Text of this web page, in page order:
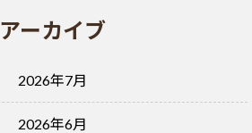
アーカイブ
2026年7月
2026年6月